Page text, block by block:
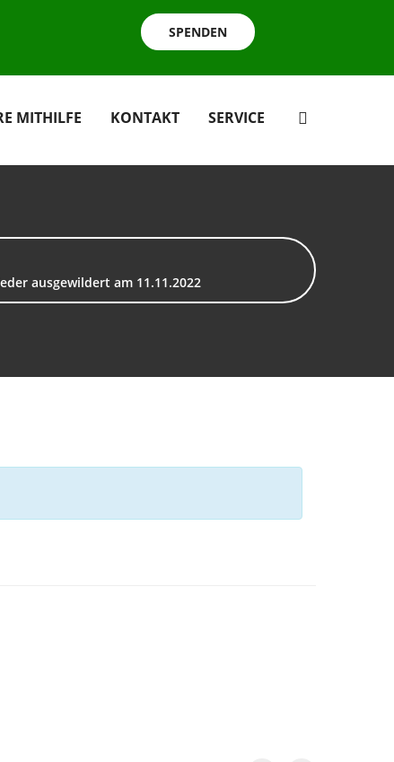
SPENDEN
MITHILFE KONTAKT SERVICE
ausgewildert am 11.11.2022